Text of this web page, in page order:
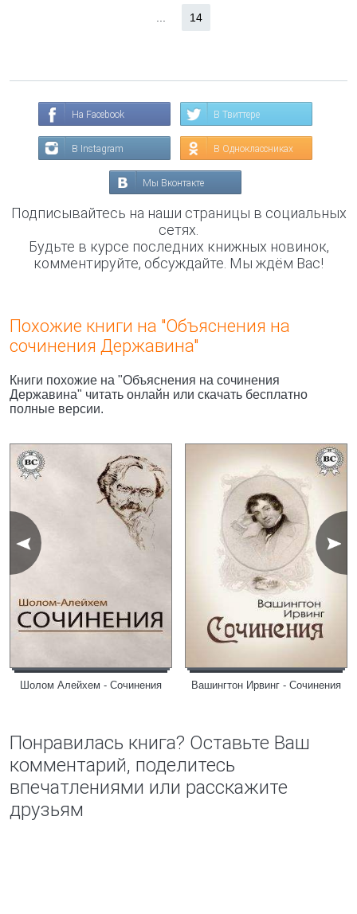
14
На Facebook В Твиттере
В Instagram В Одноклассниках
Мы Вконтакте
Подписывайтесь на наши страницы в социальных
сетях.
Будьте в курсе последних книжных новинок,
комментируйте, обсуждайте. Мы ждём Вас!
Похожие книги на "Объяснения на
сочинения Державина"
Книги похожие на "Объяснения на сочинения
Державина" читать онлайн или скачать бесплатно
полные версии.
Шолом Алейхем - Сочинения Вашингтон Ирвинг - Сочинения
Понравилась книга? Оставьте Ваш
комментарий, поделитесь
впечатлениями или расскажите
друзьям